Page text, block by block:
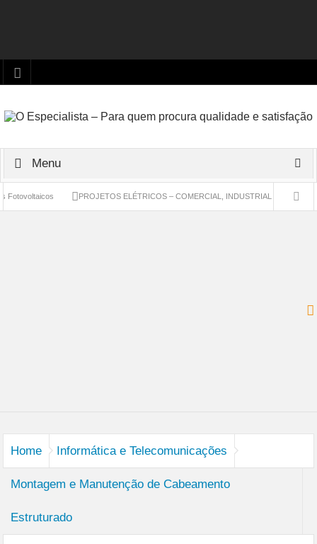
Menu
PROJETOS ELÉTRICOS – COMERCIAL, INDUSTRIAL E RESIDENCIAL
Home Informática e Telecomunicações
Montagem e Manutenção de Cabeamento
Estruturado